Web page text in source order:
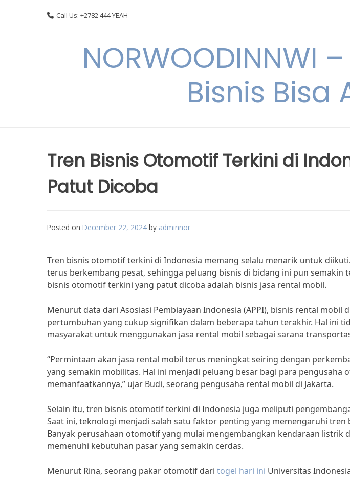
Call Us: +2782 444 YEAH
NORWOODINNWI
Bisnis Bisa
Tren Bisnis Otomotif Terkini di
Patut Dicoba
Posted on December 22, 2024 by adminnor
Tren bisnis otomotif terkini di Indonesia memang selalu menarik untuk
terus berkembang pesat, sehingga peluang bisnis di bidang ini pun semakin
bisnis otomotif terkini yang patut dicoba adalah bisnis jasa rental mobil.
Menurut data dari Asosiasi Pembiayaan Indonesia (APPI), bisnis rental mobil
pertumbuhan yang cukup signifikan dalam beberapa tahun terakhir. Hal ini
masyarakat untuk menggunakan jasa rental mobil sebagai sarana
“Permintaan akan jasa rental mobil terus meningkat seiring dengan
yang semakin mobilitas. Hal ini menjadi peluang besar bagi para pengusaha
memanfaatkannya,” ujar Budi, seorang pengusaha rental mobil di Jakarta.
Selain itu, tren bisnis otomotif terkini di Indonesia juga meliputi
Saat ini, teknologi menjadi salah satu faktor penting yang memengaruhi
Banyak perusahaan otomotif yang mulai mengembangkan kendaraan listrik
memenuhi kebutuhan pasar yang semakin cerdas.
Menurut Rina, seorang pakar otomotif dari togel hari ini Universitas